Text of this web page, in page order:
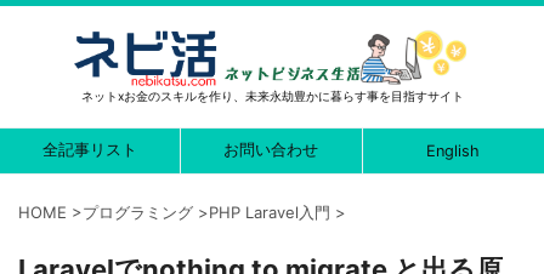
ネットxお金のスキルを作り、未来永劫豊かに暮らす事を目指すサイト
全記事リスト お問い合わせ English
HOME >プログラミング >PHP Laravel入門 >